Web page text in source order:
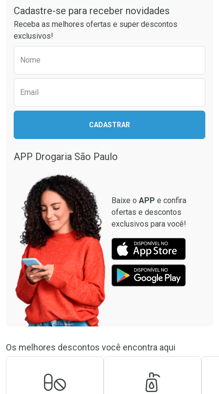
Comprar sem Desconto
Por R$ 664,02/cada
Comprar sem Desconto
Ativar Desconto
Comprar sem Desconto
Cadastre-se para receber novidades
Receba as melhores ofertas e super descontos
exclusivos!
Nome
Email
CADASTRAR
APP Drogaria São Paulo
Baixe o APP e confira
ofertas e descontos
exclusivos para você!
Os melhores descontos você encontra aqui